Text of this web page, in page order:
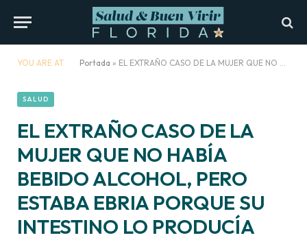
YOU ARE AT: Portada » EL EXTRAÑO CASO DE LA MUJER QUE NO HABÍA BEBIDO ALCOHOL, PERO ESTABA EBRIA PORQUE SU INTESTINO LO PRODUCÍA
SALUD
EL EXTRAÑO CASO DE LA
MUJER QUE NO HABÍA
BEBIDO ALCOHOL, PERO
ESTABA EBRIA PORQUE SU
INTESTINO LO PRODUCÍA